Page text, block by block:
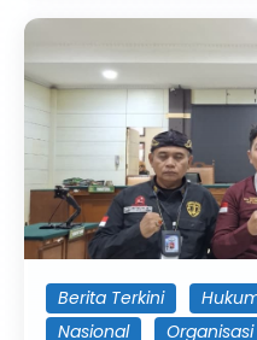
Berita Terkini
Nasional
Organisasi